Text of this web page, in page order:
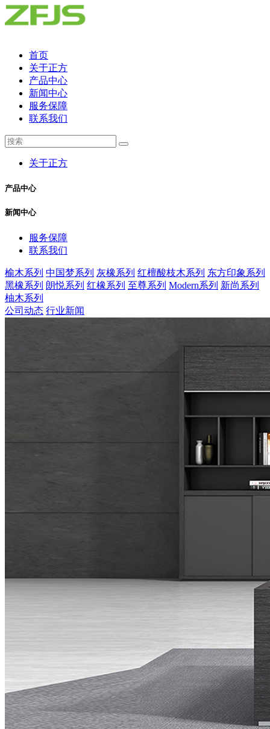
首页
关于正方
产品中心
新闻中心
服务保障
联系我们
关于正方
产品中心
新闻中心
服务保障
联系我们
榆木系列 中国梦系列 灰橡系列 红檀酸枝木系列 东方印象系列
黑橡系列 朗悦系列 红橡系列 至尊系列 Modern系列 新尚系列
柚木系列
公司动态 行业新闻